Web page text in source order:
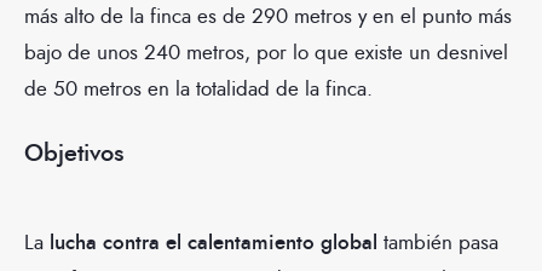
más alto de la finca es de 290 metros y en el punto más
bajo de unos 240 metros, por lo que existe un desnivel
de 50 metros en la totalidad de la finca.
Objetivos
La lucha contra el calentamiento global también pasa